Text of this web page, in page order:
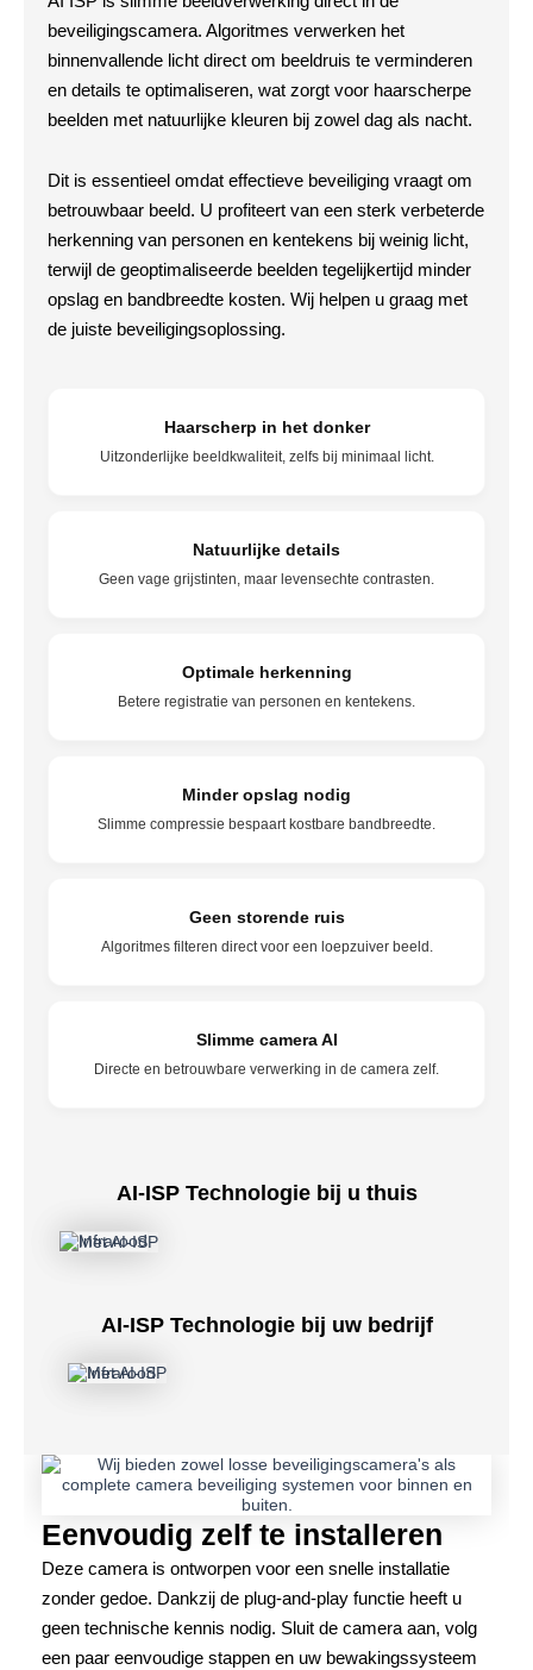
beveiligingscamera. Algoritmes verwerken het
binnenvallende licht direct om beeldruis te verminderen
en details te optimaliseren, wat zorgt voor haarscherpe
beelden met natuurlijke kleuren bij zowel dag als nacht.
Dit is essentieel omdat effectieve beveiliging vraagt om
betrouwbaar beeld. U profiteert van een sterk verbeterde
herkenning van personen en kentekens bij weinig licht,
terwijl de geoptimaliseerde beelden tegelijkertijd minder
opslag en bandbreedte kosten. Wij helpen u graag met
de juiste beveiligingsoplossing.
Haarscherp in het donker
Uitzonderlijke beeldkwaliteit, zelfs bij minimaal licht.
Natuurlijke details
Geen vage grijstinten, maar levensechte contrasten.
Optimale herkenning
Betere registratie van personen en kentekens.
Minder opslag nodig
Slimme compressie bespaart kostbare bandbreedte.
Geen storende ruis
Algoritmes filteren direct voor een loepzuiver beeld.
Slimme camera AI
Directe en betrouwbare verwerking in de camera zelf.
AI-ISP Technologie bij u thuis
AI-ISP Technologie bij uw bedrijf
Eenvoudig zelf te installeren
Deze camera is ontworpen voor een snelle installatie
zonder gedoe. Dankzij de plug-and-play functie heeft u
geen technische kennis nodig. Sluit de camera aan, volg
een paar eenvoudige stappen en uw bewakingssysteem